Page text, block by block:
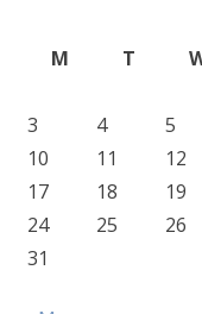
M
T
3
4 5
10
11 12
17
18 19
24
25 26
31